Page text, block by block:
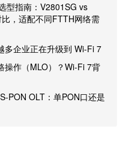
型指南：V2801SG vs
，适配不同FTTH网络需
多企业正在升级到 Wi-Fi 7
操作（MLO）？Wi-Fi 7背
PON OLT：单PON口还是